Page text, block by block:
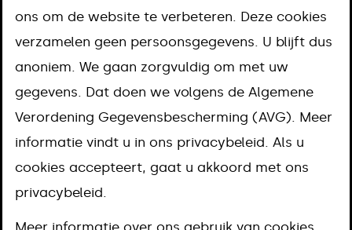
Informatie in de basisregistratie personen (BRP)
Informatie in de
basisregistratie
personen (BRP)
Kosten
ons om de website te verbeteren. Deze cookies
verzamelen geen persoonsgegevens. U blijft dus
anoniem. We gaan zorgvuldig om met uw
gegevens. Dat doen we volgens de Algemene
Verordening Gegevensbescherming (AVG). Meer
informatie vindt u in ons privacybeleid. Als u
cookies accepteert, gaat u akkoord met ons
privacybeleid.
Meer informatie over ons gebruik van cookies